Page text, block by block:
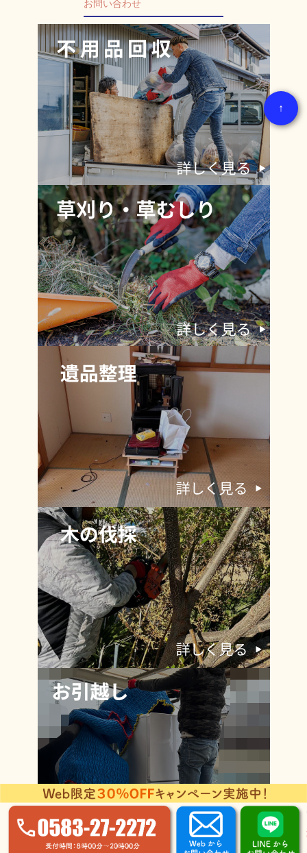
↑
お問い合わせ
©2026 NEXT